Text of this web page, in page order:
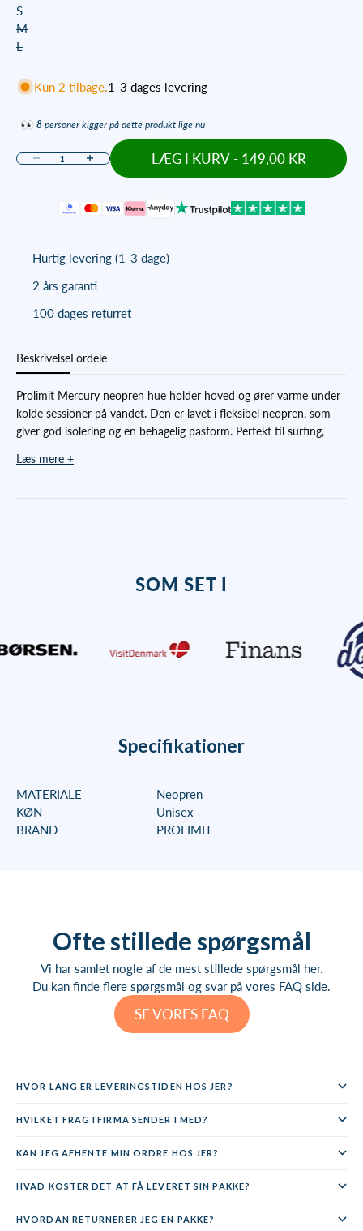
S
M
L
Kun 2 tilbage.1-3 dages levering
8 personer kigger på dette produkt lige nu
Sænk antalØg antal LÆG I KURV - 149,00 KR
Hurtig levering (1-3 dage)
2 års garanti
100 dages returret
BeskrivelseFordele
Prolimit Mercury neopren hue holder hoved og ører varme under
kolde sessioner på vandet. Den er lavet i fleksibel neopren, som
giver god isolering og en behagelig pasform. Perfekt til surfing,
ekstra varme og komfort i blæsende eller kolde forhold.
Læs mere +
SOM SET I
Specifikationer
MATERIALE
Neopren
KØN
Unisex
BRAND
PROLIMIT
Ofte stillede spørgsmål
Vi har samlet nogle af de mest stillede spørgsmål her.
Du kan finde flere spørgsmål og svar på vores FAQ side.
SE VORES FAQ
HVOR LANG ER LEVERINGSTIDEN HOS JER?
HVILKET FRAGTFIRMA SENDER I MED?
KAN JEG AFHENTE MIN ORDRE HOS JER?
HVAD KOSTER DET AT FÅ LEVERET SIN PAKKE?
HVORDAN RETURNERER JEG EN PAKKE?